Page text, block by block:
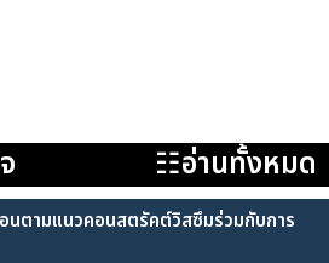
☷อ่านทั้งหมด
ตามแนวคอนสตรัคต์วิสซึมร่วมกับการ